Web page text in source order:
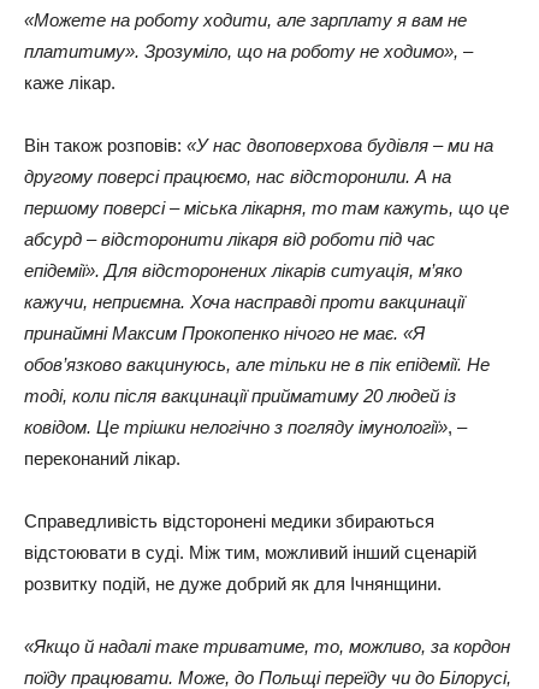
«Можете на роботу ходити, але зарплату я вам не
платитиму». Зрозуміло, що на роботу не ходимо», –
каже лікар.
Він також розповів: «У нас двоповерхова будівля – ми на
другому поверсі працюємо, нас відсторонили. А на
першому поверсі – міська лікарня, то там кажуть, що це
абсурд – відсторонити лікаря від роботи під час
епідемії». Для відсторонених лікарів ситуація, м’яко
кажучи, неприємна. Хоча насправді проти вакцинації
принаймні Максим Прокопенко нічого не має. «Я
обов’язково вакцинуюсь, але тільки не в пік епідемії. Не
тоді, коли після вакцинації прийматиму 20 людей із
ковідом. Це трішки нелогічно з погляду імунології», –
переконаний лікар.
Справедливість відсторонені медики збираються
відстоювати в суді. Між тим, можливий інший сценарій
розвитку подій, не дуже добрий як для Ічнянщини.
«Якщо й надалі таке триватиме, то, можливо, за кордон
поїду працювати. Може, до Польщі переїду чи до Білорусі,